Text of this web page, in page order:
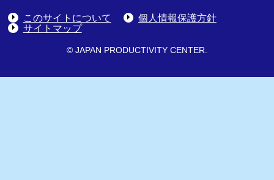
このサイトについて
個人情報保護方針
サイトマップ
© JAPAN PRODUCTIVITY CENTER.